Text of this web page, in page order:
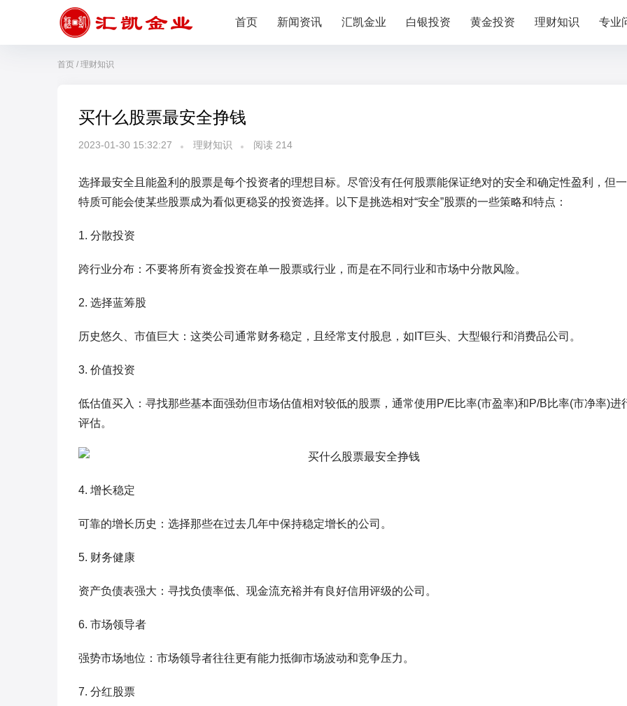
首页 新闻资讯 汇凯金业 白银投资 黄金投资 理财知识 专业
首页 / 理财知识
买什么股票最安全挣钱
2023-01-30 15:32:27 理财知识 阅读 214
选择最安全且能盈利的股票是每个投资者的理想目标。尽管没有任何股票能保证绝对的安全和确定性盈利，但
特质可能会使某些股票成为看似更稳妥的投资选择。以下是挑选相对“安全”股票的一些策略和特点：
1. 分散投资
跨行业分布：不要将所有资金投资在单一股票或行业，而是在不同行业和市场中分散风险。
2. 选择蓝筹股
历史悠久、市值巨大：这类公司通常财务稳定，且经常支付股息，如IT巨头、大型银行和消费品公司。
3. 价值投资
低估值买入：寻找那些基本面强劲但市场估值相对较低的股票，通常使用P/E比率(市盈率)和P/B比率(市净率)进
评估。
4. 增长稳定
可靠的增长历史：选择那些在过去几年中保持稳定增长的公司。
5. 财务健康
资产负债表强大：寻找负债率低、现金流充裕并有良好信用评级的公司。
6. 市场领导者
强势市场地位：市场领导者往往更有能力抵御市场波动和竞争压力。
7. 分红股票